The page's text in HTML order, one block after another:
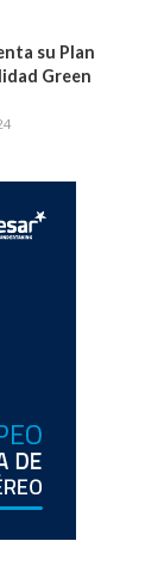
su Plan
Green